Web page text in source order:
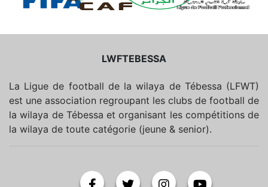
LWFTEBESSA
La Ligue de football de la wilaya de Tébessa (LFWT)
est une association regroupant les clubs de football de
la wilaya de Tébessa et organisant les compétitions de
la wilaya de toute catégorie (jeune & senior).